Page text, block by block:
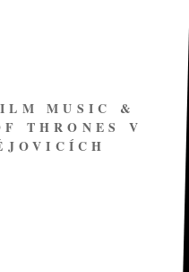
MUSIC &
THRONES V